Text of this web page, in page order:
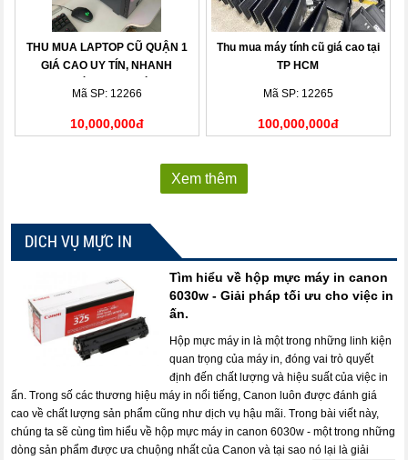
THU MUA LAPTOP CŨ QUẬN 1
GIÁ CAO UY TÍN, NHANH
Mã SP: 12266
10,000,000đ
Thu mua máy tính cũ giá cao tại
TP HCM
Mã SP: 12265
100,000,000đ
Xem thêm
DICH VỤ MỰC IN
Tìm hiểu về hộp mực máy in canon
6030w - Giải pháp tối ưu cho việc in
ấn.
Hộp mực máy in là một trong những linh kiện
quan trọng của máy in, đóng vai trò quyết
định đến chất lượng và hiệu suất của việc in
ấn. Trong số các thương hiệu máy in nổi tiếng, Canon luôn được đánh giá
cao về chất lượng sản phẩm cũng như dịch vụ hậu mãi. Trong bài viết này,
chúng ta sẽ cùng tìm hiểu về hộp mực máy in canon 6030w - một trong những
dòng sản phẩm được ưa chuộng nhất của Canon và tại sao nó lại là giải